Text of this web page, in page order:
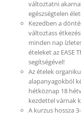
változtatni
egészségtelen
Kezedben a
változtass
minden nap
ételeket az EASE
segítségével!
Az ételek
alapanyagokból
hétköznap 18
kezdettel várnak
A kurzus hossza